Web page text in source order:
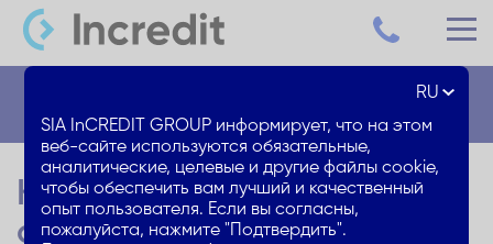
Как сэкономить на
автокредитах в Латвии
RU
SIA InCREDIT GROUP информирует, что на этом
веб-сайте используются обязательные,
аналитические, целевые и другие файлы cookie,
чтобы обеспечить вам лучший и качественный
опыт пользователя. Если вы согласны,
пожалуйста, нажмите "Подтвердить".